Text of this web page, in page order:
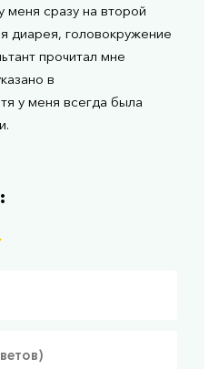
сразу на второй
диарея, головокружение
прочитал мне
в
у меня всегда была